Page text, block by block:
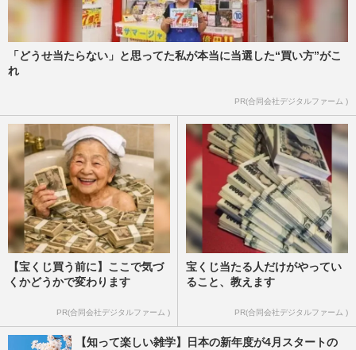
「どうせ当たらない」と思ってた私が本当に当選した“買い方”がこ
れ
PR(合同会社デジタルファーム )
【宝くじ買う前に】ここで気づ
くかどうかで変わります
PR(合同会社デジタルファーム )
宝くじ当たる人だけがやってい
ること、教えます
PR(合同会社デジタルファーム )
【知って楽しい雑学】日本の新年度が4月スタートの